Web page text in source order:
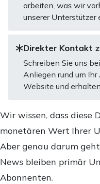
arbeiten, was wir
unserer Unterstützer
Direkter Kontakt
Schreiben Sie uns
Anliegen rund um
Website und
Wir wissen, dass diese
monetären Wert Ihrer
Aber genau darum
News bleiben primär
Abonnenten.